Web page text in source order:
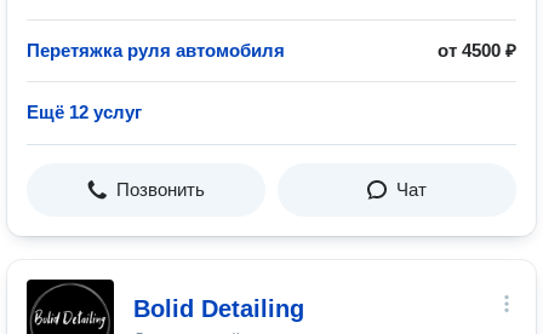
Перетяжка руля автомобиля от 4500 ₽
Ещё 12 услуг
Позвонить Чат
Bolid Detailing